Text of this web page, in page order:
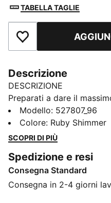
TABELLA TAGLIE
Aggiungi ai Preferiti
Descrizione
DESCRIZIONE
Preparati a dare il
monospalla progettato
impatto. Dotato della
imbottiture rimovibili per
per lo yoga e i giorni di
CARATTERISTICHE +
dryCELL: tecnologia ad
Modello: 527807_96
Colore: Ruby Shimmer
SCOPRI DI PIÙ
Spedizione e resi
Consegna Standard
Consegna in 2-4 giorni